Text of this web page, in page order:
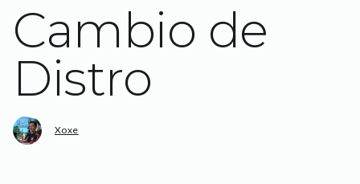
Cambio de
Distro
Xoxe